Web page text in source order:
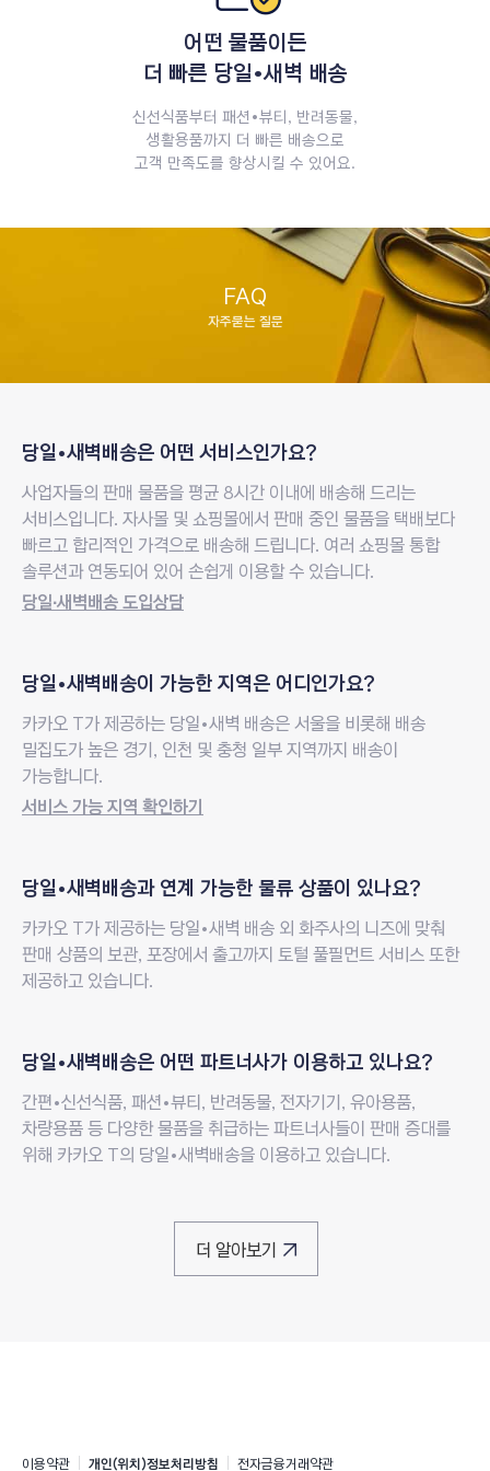
어떤 물품이든
더 빠른 당일•새벽 배송
신선식품부터 패션•뷰티, 반려동물,
생활용품까지 더 빠른 배송으로
고객 만족도를 향상시킬 수 있어요.
자주묻는 질문
더 알아보기 새창열림
질문
당일•새벽배송은 어떤 서비스인가요?
답변
사업자들의 판매 물품을 평균 8시간 이내에 배송해 드리는
서비스입니다. 자사몰 및 쇼핑몰에서 판매 중인 물품을 택배보다
빠르고 합리적인 가격으로 배송해 드립니다. 여러 쇼핑몰 통합
솔루션과 연동되어 있어 손쉽게 이용할 수 있습니다.
당일∙새벽배송 도입상담
질문
당일•새벽배송이 가능한 지역은 어디인가요?
답변
카카오 T가 제공하는 당일•새벽 배송은 서울을 비롯해 배송
밀집도가 높은 경기, 인천 및 충청 일부 지역까지 배송이
가능합니다.
서비스 가능 지역 확인하기
질문
당일•새벽배송과연계 가능한 물류 상품이 있나요?
답변
카카오 T가 제공하는 당일•새벽 배송 외 화주사의 니즈에 맞춰
판매 상품의 보관, 포장에서 출고까지 토털 풀필먼트 서비스 또한
제공하고 있습니다.
질문
당일•새벽배송은 어떤 파트너사가 이용하고 있나요?
답변
간편•신선식품, 패션•뷰티, 반려동물, 전자기기, 유아용품,
차량용품 등 다양한 물품을 취급하는 파트너사들이 판매 증대를
위해 카카오 T의 당일•새벽배송을 이용하고 있습니다.
이용약관 새창열림
개인(위치)정보처리방침 새창열림
전자금융거래약관